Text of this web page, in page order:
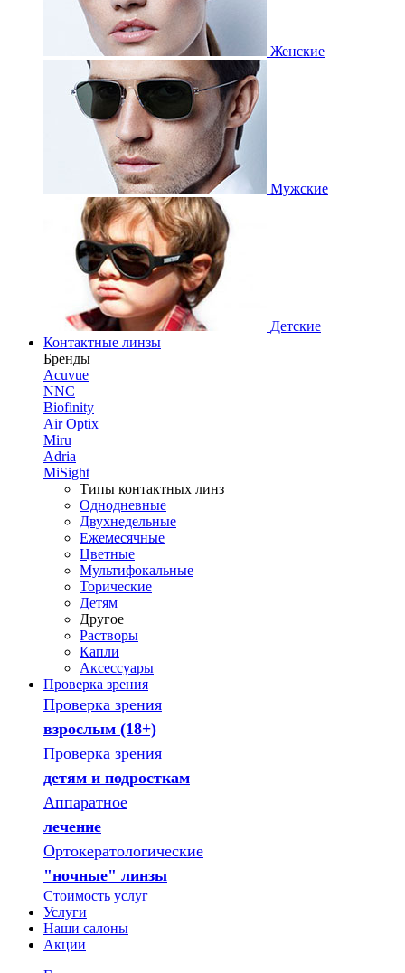
Женские
Мужские
Детские
Контактные линзы
Бренды
Acuvue
NNC
Biofinity
Air Optix
Miru
Adria
MiSight
Типы контактных линз
Однодневные
Двухнедельные
Ежемесячные
Цветные
Мультифокальные
Торические
Детям
Другое
Растворы
Капли
Аксессуары
Проверка зрения
Проверка зрения
взрослым (18+)
Проверка зрения
детям и подросткам
Аппаратное
лечение
Ортокератологические
"ночные" линзы
Стоимость услуг
Услуги
Наши салоны
Акции